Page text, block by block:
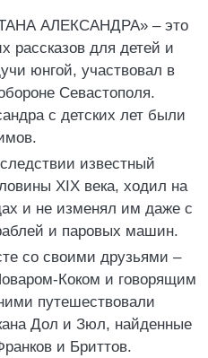
АЛЕКСАНДРА» – это
рассказов для детей и
юнгой, участвовал в
Севастополя.
с детских лет были
известный
XIX века, ходил на
и не изменял им даже с
и паровых машин.
со своими друзьями –
Коком и говорящим
путешествовали
Дол и Зюл, найденные
и Бриттов.